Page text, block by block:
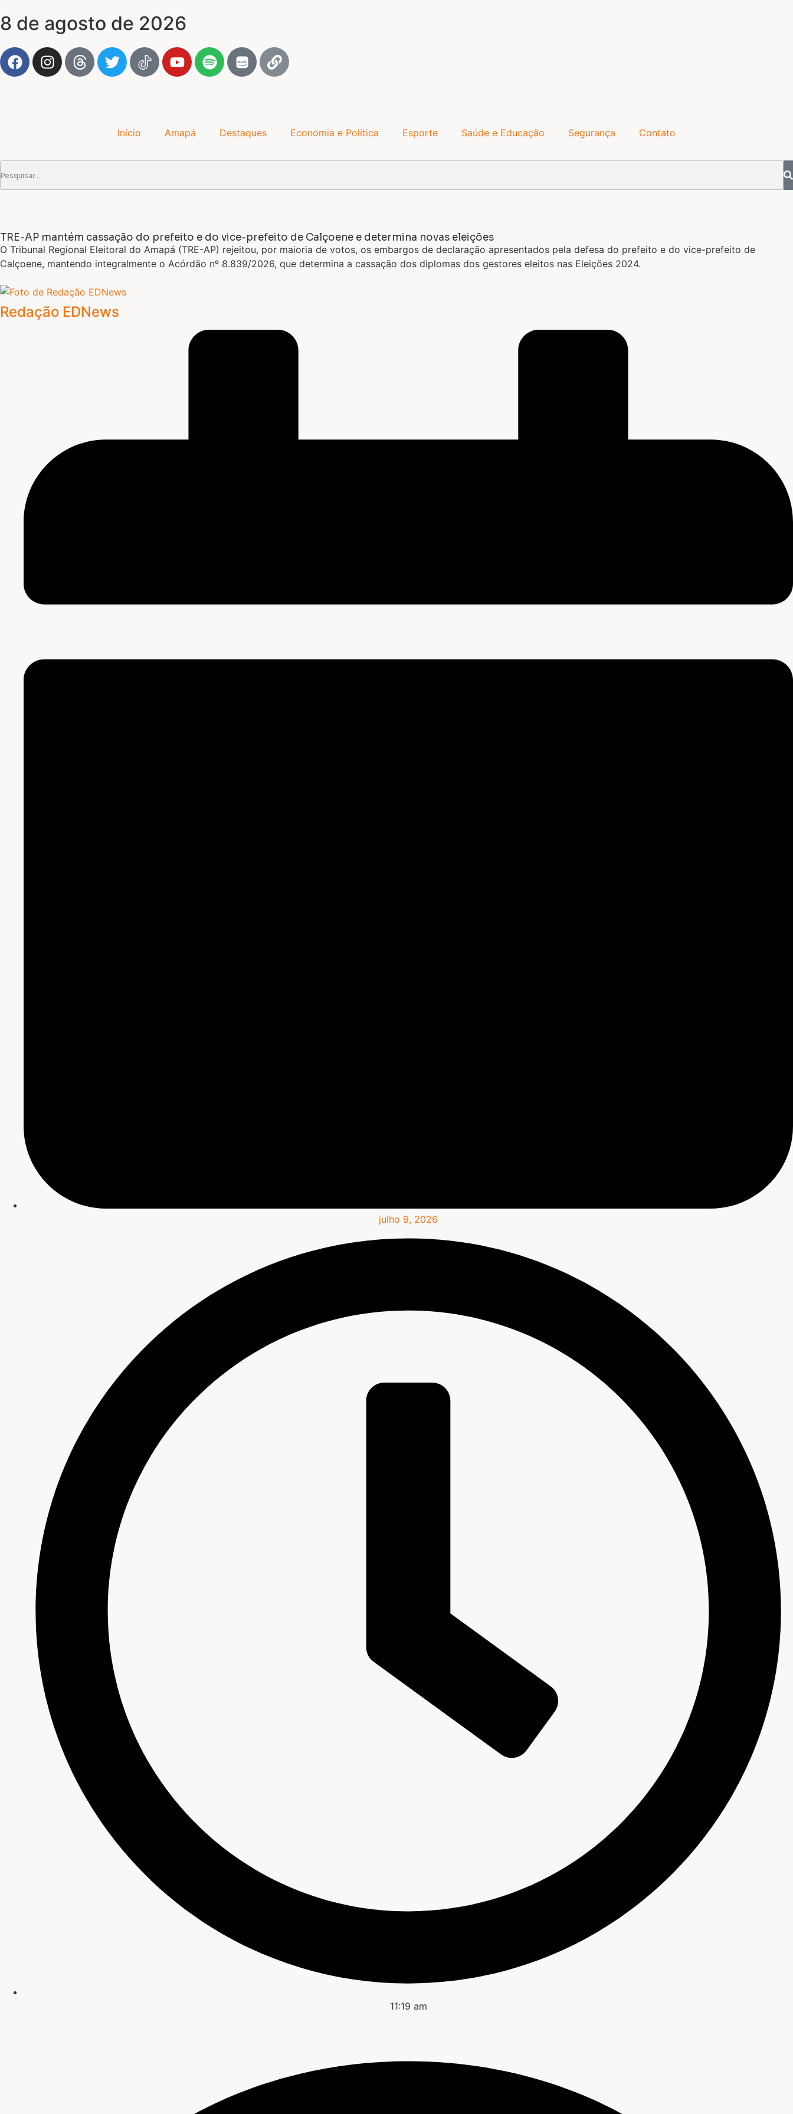
8 de agosto de 2026
Início Amapá Destaques Economia e Política Esporte Saúde e Educação Segurança Contato
TRE-AP mantém cassação do prefeito e do vice-prefeito de Calçoene e determina novas eleições
O Tribunal Regional Eleitoral do Amapá (TRE-AP) rejeitou, por maioria de votos, os embargos de declaração apresentados pela defesa do prefeito e do vice-prefeito de
Calçoene, mantendo integralmente o Acórdão nº 8.839/2026, que determina a cassação dos diplomas dos gestores eleitos nas Eleições 2024.
Redação EDNews
julho 9, 2026
11:19 am